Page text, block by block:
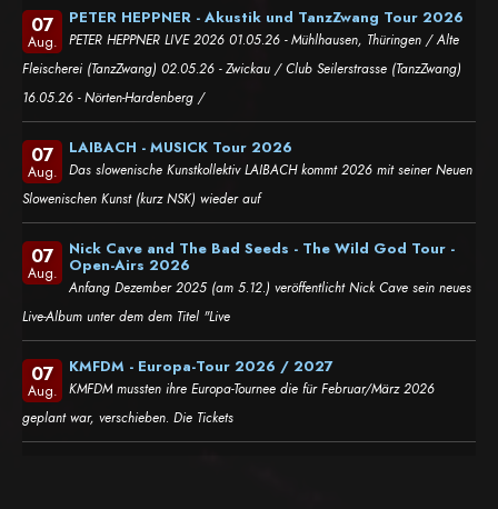
07
Aug.
PETER HEPPNER - Akustik und TanzZwang Tour 2026
PETER HEPPNER LIVE 2026 01.05.26 - Mühlhausen, Thüringen / Alte
Fleischerei (TanzZwang) 02.05.26 - Zwickau / Club Seilerstrasse (TanzZwang)
16.05.26 - Nörten-Hardenberg /
07
Aug.
LAIBACH - MUSICK Tour 2026
Das slowenische Kunstkollektiv LAIBACH kommt 2026 mit seiner Neuen
Slowenischen Kunst (kurz NSK) wieder auf
07
Aug.
Nick Cave and The Bad Seeds - The Wild God Tour -
Open-Airs 2026
Anfang Dezember 2025 (am 5.12.) veröffentlicht Nick Cave sein neues
Live-Album unter dem dem Titel "Live
07
Aug.
KMFDM - Europa-Tour 2026 / 2027
KMFDM mussten ihre Europa-Tournee die für Februar/März 2026
geplant war, verschieben. Die Tickets